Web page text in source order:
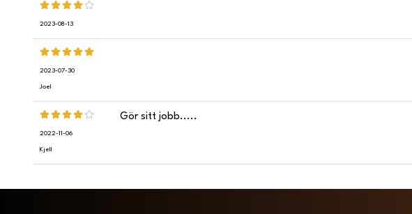
2023-08-13
2023-07-30
Joel
2022-11-06
Kjell
Gör sitt jobb.....